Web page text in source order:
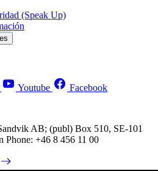
(Speak Up)
Youtube Facebook
AB; (publ) Box 510, SE-101
Phone: +46 8 456 11 00